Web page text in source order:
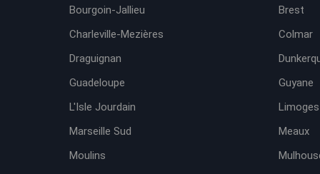
Bourgoin-Jallieu
Brest
Charleville-Mezières
Colmar
Draguignan
Guadeloupe
Guyane
L'Isle Jourdain
Limoges
Marseille Sud
Meaux
Moulins